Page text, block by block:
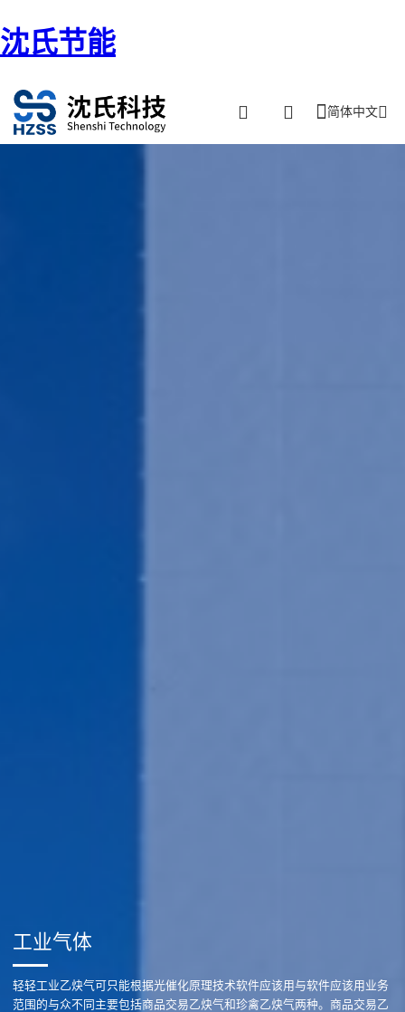
沈氏节能
简体中文
工业气体
轻轻工业乙炔气可只能根据光催化原理技术软件应该用与软件应该用业务
范围的与众不同主要包括商品交易乙炔气和珍禽乙炔气两种。商品交易乙